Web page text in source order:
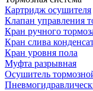
Картридж осушителя
Клапан управления
Кран ручного
Кран слива
Кран уровня пола
Муфта разрывная
Осушитель